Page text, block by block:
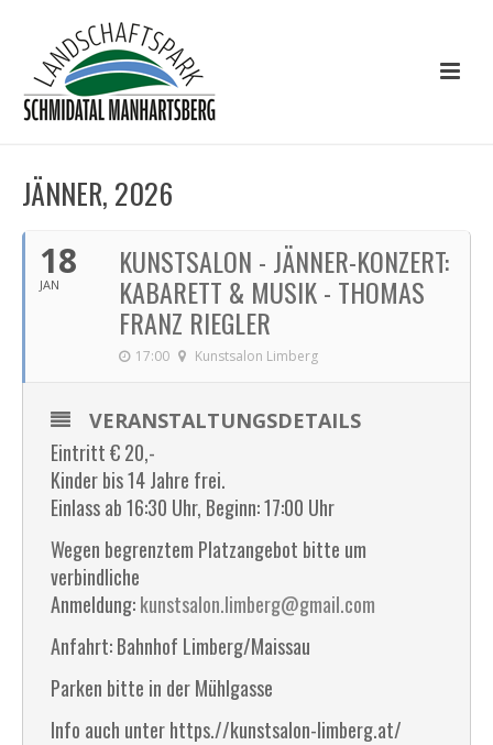
JÄNNER, 2026
18
JAN
KUNSTSALON - JÄNNER-KONZERT:
KABARETT & MUSIK - THOMAS
FRANZ RIEGLER
17:00 Kunstsalon Limberg
VERANSTALTUNGSDETAILS
Eintritt € 20,-
Kinder bis 14 Jahre frei.
Einlass ab 16:30 Uhr, Beginn: 17:00 Uhr
Wegen begrenztem Platzangebot bitte um
verbindliche
Anmeldung:kunstsalon.limberg@gmail.com
Anfahrt: Bahnhof Limberg/Maissau
Parken bitte in der Mühlgasse
Info auch unter https.//kunstsalon-limberg.at/